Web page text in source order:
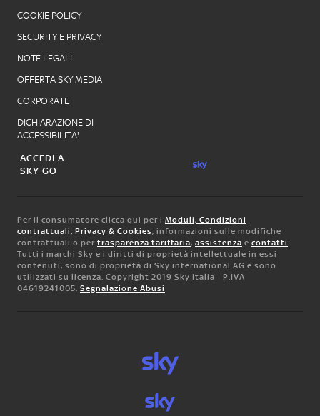
COOKIE POLICY
SECURITY E PRIVACY
NOTE LEGALI
OFFERTA SKY MEDIA
CORPORATE
DICHIARAZIONE DI
ACCESSIBILITA'
ACCEDI A
SKY GO
Per il consumatore clicca qui per i Moduli, Condizioni
contrattuali, Privacy & Cookies, informazioni sulle modifiche
contrattuali o per trasparenza tariffaria, assistenza e contatti.
Tutti i marchi Sky e i diritti di proprietà intellettuale in essi
contenuti, sono di proprietà di Sky international AG e sono
utilizzati su licenza. Copyright 2019 Sky Italia - P.IVA
04619241005. Segnalazione Abusi